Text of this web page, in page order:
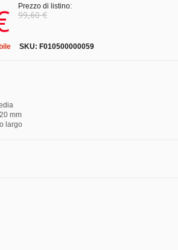
Prezzo di listino:
99,60 €
SKU: F010500000059
mm
largo